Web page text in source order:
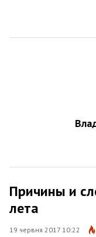
Причины и
лета
19 червня 2017 10:22